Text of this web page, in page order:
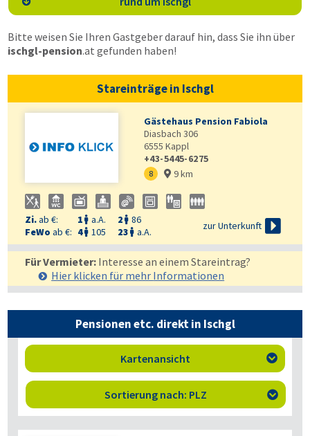
Bitte weisen Sie Ihren Gastgeber darauf hin, dass Sie ihn über
ischgl-pension.at gefunden haben!
Stareinträge in Ischgl
Gästehaus Pension Fabiola
Diasbach 306
6555 Kappl
+43-5445-6275
8  9 km
Zi.ab €: 1  a.A. 2  86
FeWo ab €: 4 105 23  a.A.
zur Unterkunft 
Für Vermieter: Interesse an einem Stareintrag?
Hier klicken für mehr Informationen
Pensionen etc. direkt in Ischgl
Kartenansicht 
Sortierung nach: PLZ 